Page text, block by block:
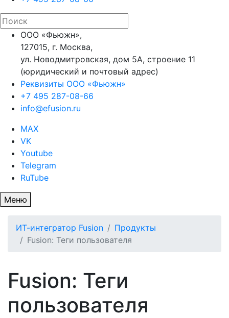
ООО «Фьюжн»,
127015, г. Москва,
ул. Новодмитровская, дом 5А, строение 11
(юридический и почтовый адрес)
Реквизиты ООО «Фьюжн»
+7 495 287-08-66
info@efusion.ru
MAX
VK
Youtube
Telegram
RuTube
Меню
ИТ-интегратор Fusion
Продукты
Fusion: Теги пользователя
Fusion: Теги
пользователя